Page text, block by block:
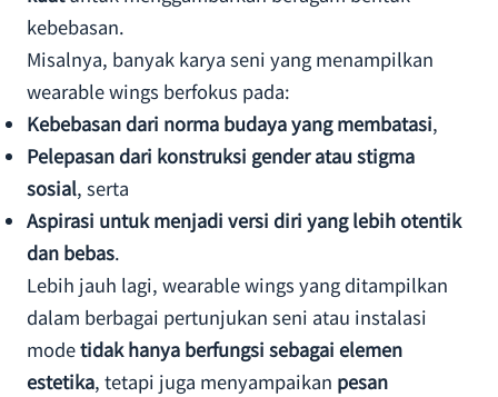
kebebasan.
Misalnya, banyak karya seni yang menampilkan
wearable wings berfokus pada:
Kebebasan dari norma budaya yang membatasi,
Pelepasan dari konstruksi gender atau stigma
sosial, serta
Aspirasi untuk menjadi versi diri yang lebih otentik
dan bebas.
Lebih jauh lagi, wearable wings yang ditampilkan
dalam berbagai pertunjukan seni atau instalasi
modetidak hanya berfungsi sebagai elemen
estetika, tetapi juga menyampaikan pesan